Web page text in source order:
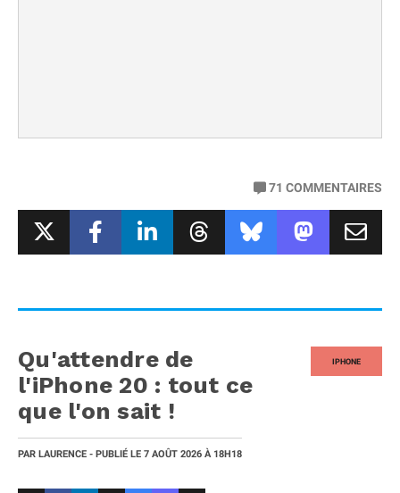
71 COMMENTAIRES
IPHONE
Qu'attendre de
l'iPhone 20 : tout ce
que l'on sait !
PAR LAURENCE - PUBLIÉ LE 7 AOÛT 2026 À 18H18